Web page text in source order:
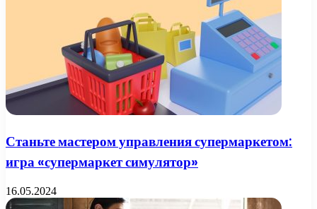
Станьте мастером управления супермаркетом:
игра «супермаркет симулятор»
16.05.2024